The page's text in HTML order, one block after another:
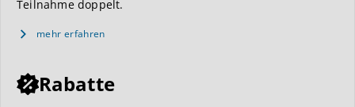
Teilnahme doppelt.
mehr erfahren
Rabatte